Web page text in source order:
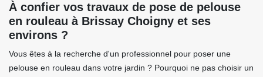
À confier vos travaux de pose de pelouse
en rouleau à Brissay Choigny et ses
environs ?
Vous êtes à la recherche d'un professionnel pour poser une
pelouse en rouleau dans votre jardin ? Pourquoi ne pas choisir un